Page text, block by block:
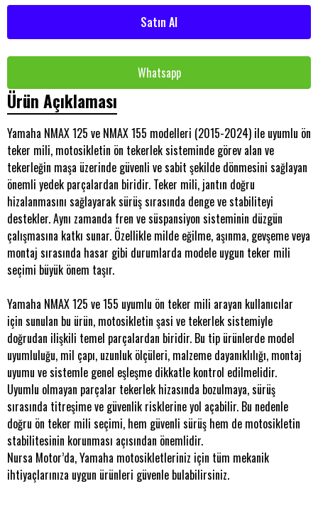
Satın Al
Whatsapp
Ürün Açıklaması
Yamaha NMAX 125 ve NMAX 155 modelleri (2015-2024) ile uyumlu ön
teker mili, motosikletin ön tekerlek sisteminde görev alan ve
tekerleğin maşa üzerinde güvenli ve sabit şekilde dönmesini sağlayan
önemli yedek parçalardan biridir. Teker mili, jantın doğru
hizalanmasını sağlayarak sürüş sırasında denge ve stabiliteyi
destekler. Aynı zamanda fren ve süspansiyon sisteminin düzgün
çalışmasına katkı sunar. Özellikle milde eğilme, aşınma, gevşeme veya
montaj sırasında hasar gibi durumlarda modele uygun teker mili
seçimi büyük önem taşır.
Yamaha NMAX 125 ve 155 uyumlu ön teker mili arayan kullanıcılar
için sunulan bu ürün, motosikletin şasi ve tekerlek sistemiyle
doğrudan ilişkili temel parçalardan biridir. Bu tip ürünlerde model
uyumluluğu, mil çapı, uzunluk ölçüleri, malzeme dayanıklılığı, montaj
uyumu ve sistemle genel eşleşme dikkatle kontrol edilmelidir.
Uyumlu olmayan parçalar tekerlek hizasında bozulmaya, sürüş
sırasında titreşime ve güvenlik risklerine yol açabilir. Bu nedenle
doğru ön teker mili seçimi, hem güvenli sürüş hem de motosikletin
stabilitesinin korunması açısından önemlidir.
Nursa Motor’da, Yamaha motosikletleriniz için tüm mekanik
ihtiyaçlarınıza uygun ürünleri güvenle bulabilirsiniz.